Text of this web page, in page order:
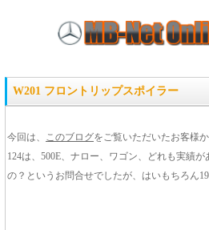
W201 フロントリップスポイラー
今回は、 このブログをご覧いただいたお客様
124は、500E、ナロー、ワゴン、どれも実績が
の？というお問合せでしたが、はいもちろん